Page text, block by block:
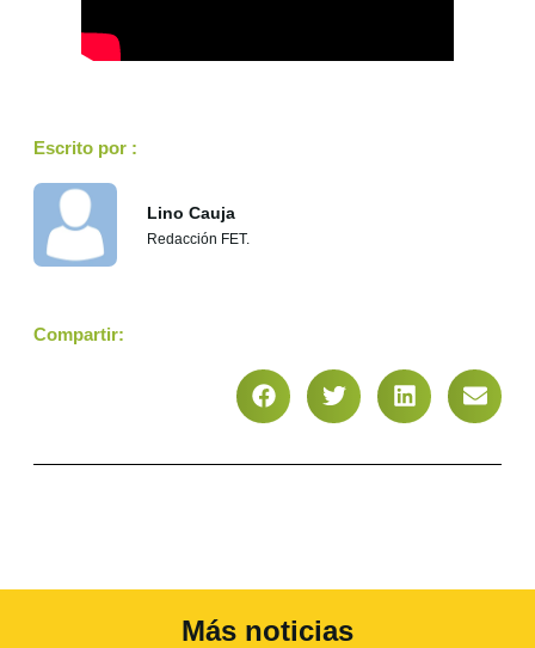
Escrito por :
Lino Cauja
Redacción FET.
Compartir:
Más noticias